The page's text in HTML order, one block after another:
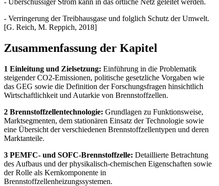
- Überschüssiger Strom kann in das örtliche Netz geleitet werden.
- Verringerung der Treibhausgase und folglich Schutz der Umwelt.
[G. Reich, M. Reppich, 2018]
Zusammenfassung der Kapitel
1 Einleitung und Zielsetzung: Einführung in die Problematik
steigender CO2-Emissionen, politische gesetzliche Vorgaben wie
das GEG sowie die Definition der Forschungsfragen hinsichtlich
Wirtschaftlichkeit und Autarkie von Brennstoffzellen.
2 Brennstoffzellentechnologie: Grundlagen zu Funktionsweise,
Marktsegmenten, dem stationären Einsatz der Technologie sowie
eine Übersicht der verschiedenen Brennstoffzellentypen und deren
Marktanteile.
3 PEMFC- und SOFC-Brennstoffzelle: Detaillierte Betrachtung
des Aufbaus und der physikalisch-chemischen Eigenschaften sowie
der Rolle als Kernkomponente in
Brennstoffzellenheizungssystemen.